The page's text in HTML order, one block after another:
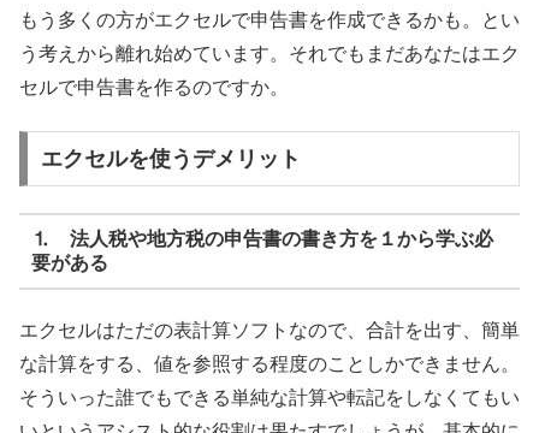
もう多くの方がエクセルで申告書を作成できるかも。とい
う考えから離れ始めています。それでもまだあなたはエク
セルで申告書を作るのですか。
エクセルを使うデメリット
⒈ 法人税や地方税の申告書の書き方を１から学ぶ必
要がある
エクセルはただの表計算ソフトなので、合計を出す、簡単
な計算をする、値を参照する程度のことしかできません。
そういった誰でもできる単純な計算や転記をしなくてもい